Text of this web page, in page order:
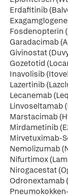
Erdafitinib
Fosdenopterin
Garadacimab
Givinostat
Gozetotid
Inavolisib
Lazertinib
Lecanemab
Linvoseltamab
Marstacimab
Mirdametinib
Mirvetuximab-
Nemolizumab
Nifurtimox
Nirogacestat
Odronextamab